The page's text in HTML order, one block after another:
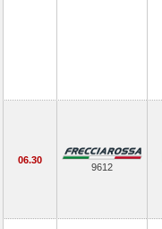
06.30
9612